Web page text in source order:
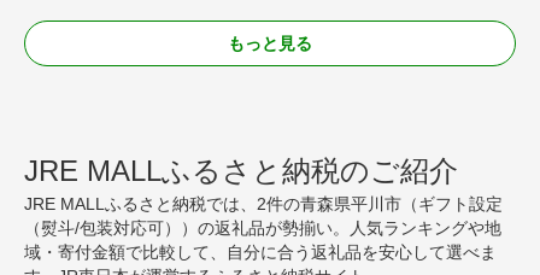
もっと見る
JRE MALLふるさと納税のご紹介
JRE MALLふるさと納税では、2件の青森県平川市（ギフト設定
（熨斗/包装対応可））の返礼品が勢揃い。人気ランキングや地
域・寄付金額で比較して、自分に合う返礼品を安心して選べま